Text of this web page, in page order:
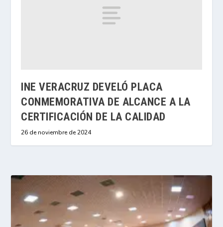
INE VERACRUZ DEVELÓ PLACA
CONMEMORATIVA DE ALCANCE A LA
CERTIFICACIÓN DE LA CALIDAD
26 de noviembre de 2024